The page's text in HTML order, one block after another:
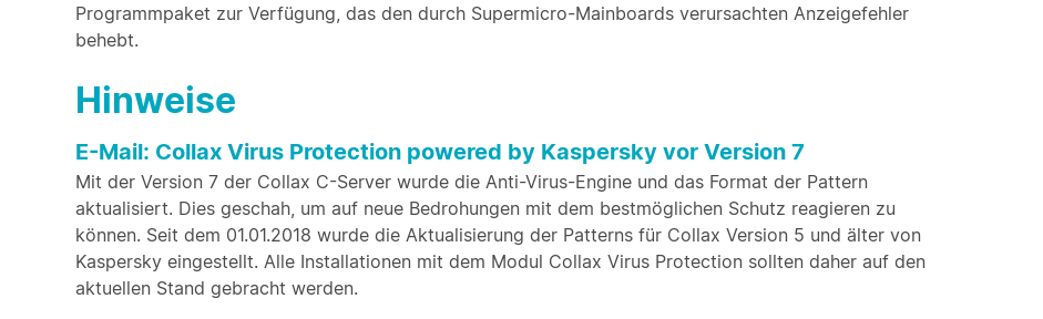
Programmpaket zur Verfügung, das den durch Supermicro-Mainboards verursachten Anzeigefehler
behebt.
Hinweise
E-Mail: Collax Virus Protection powered by Kaspersky vor Version 7
Mit der Version 7 der Collax C-Server wurde die Anti-Virus-Engine und das Format der Pattern
aktualisiert. Dies geschah, um auf neue Bedrohungen mit dem bestmöglichen Schutz reagieren zu
können. Seit dem 01.01.2018 wurde die Aktualisierung der Patterns für Collax Version 5 und älter von
Kaspersky eingestellt. Alle Installationen mit dem Modul Collax Virus Protection sollten daher auf den
aktuellen Stand gebracht werden.